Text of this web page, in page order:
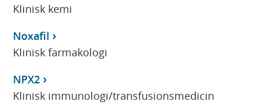
Klinisk kemi
Noxafil
Klinisk farmakologi
NPX2
Klinisk immunologi/transfusionsmedicin